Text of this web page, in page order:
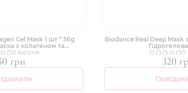
Gel Mask 1 шт * 36g
з колагеном та
0 відгуків
грн
Biodance Real Deep Mask
0
320